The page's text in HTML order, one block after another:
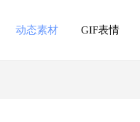
动态素材 GIF表情